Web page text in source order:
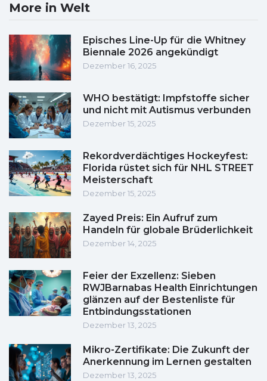
More in Welt
Episches Line-Up für die Whitney
Biennale 2026 angekündigt
Dezember 16, 2025
WHO bestätigt: Impfstoffe sicher
und nicht mit Autismus verbunden
Dezember 15, 2025
Rekordverdächtiges Hockeyfest:
Florida rüstet sich für NHL STREET
Meisterschaft
Dezember 15, 2025
Zayed Preis: Ein Aufruf zum
Handeln für globale Brüderlichkeit
Dezember 14, 2025
Feier der Exzellenz: Sieben
RWJBarnabas Health Einrichtungen
glänzen auf der Bestenliste für
Entbindungsstationen
Dezember 13, 2025
Mikro-Zertifikate: Die Zukunft der
Anerkennung im Lernen gestalten
Dezember 13, 2025